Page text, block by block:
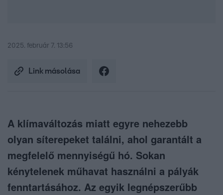
2025. február 7. 13:56
Link másolása
A klímaváltozás miatt egyre nehezebb
olyan síterepeket találni, ahol garantált a
megfelelő mennyiségű hó. Sokan
kénytelenek műhavat használni a pályák
fenntartásához. Az egyik legnépszerűbb